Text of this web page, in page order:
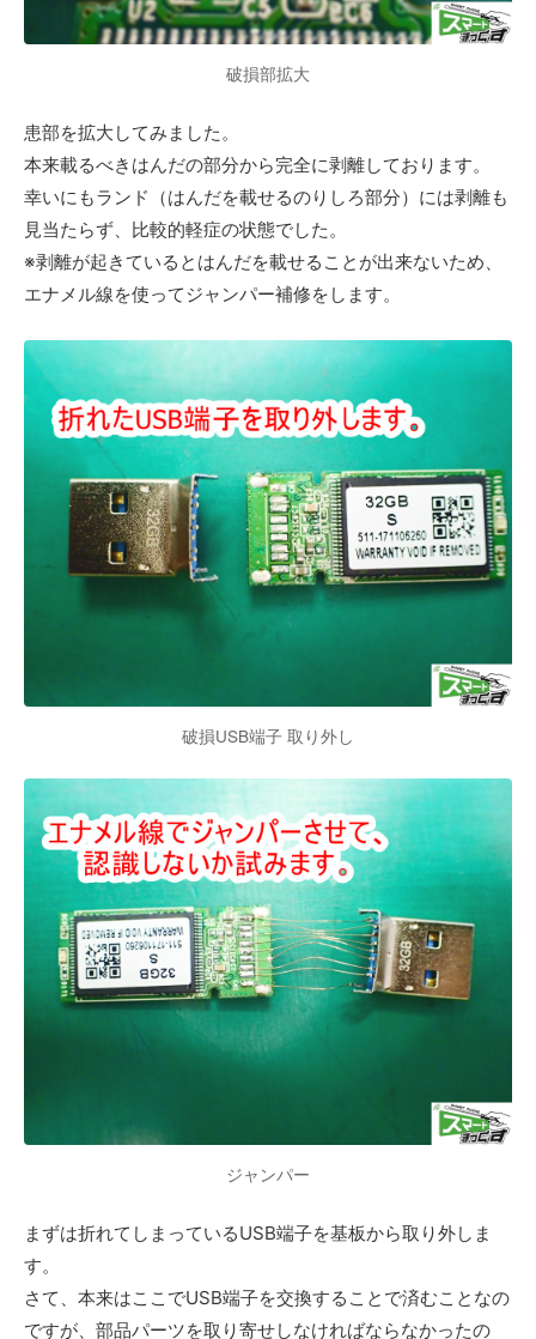
破損部拡大
患部を拡大してみました。
本来載るべきはんだの部分から完全に剥離しております。
幸いにもランド（はんだを載せるのりしろ部分）には剥離も
見当たらず、比較的軽症の状態でした。
※剥離が起きているとはんだを載せることが出来ないため、
エナメル線を使ってジャンパー補修をします。
破損USB端子 取り外し
ジャンパー
まずは折れてしまっているUSB端子を基板から取り外しま
す。
さて、本来はここでUSB端子を交換することで済むことなの
ですが、部品パーツを取り寄せしなければならなかったの